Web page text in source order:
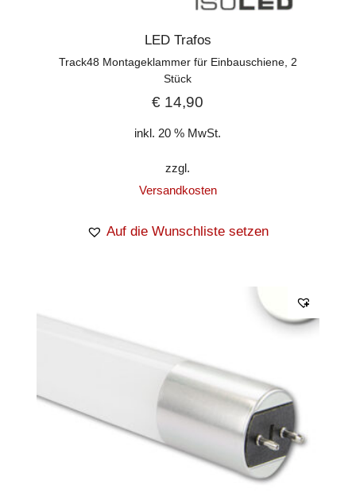
LED Trafos
Track48 Montageklammer für Einbauschiene, 2
Stück
€ 14,90
inkl. 20 % MwSt.
zzgl.
Versandkosten
Auf die Wunschliste setzen